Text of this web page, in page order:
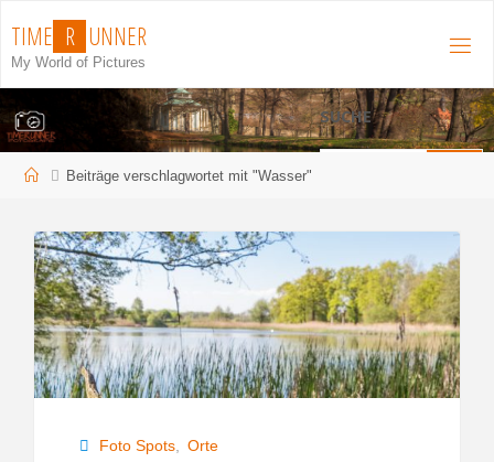
Inhalt
springen
TIME R UNNER
My World of Pictures
SUCHE
StartBeiträge verschlagwortet mit "Wasser"
Foto Spots, Orte